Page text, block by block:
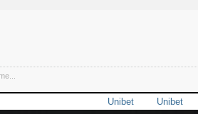
Unibet Unibet